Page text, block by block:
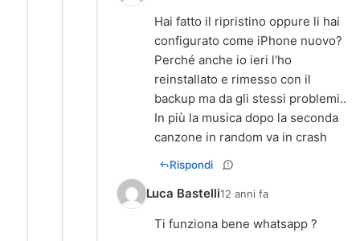
Hai fatto il ripristino oppure li hai
configurato come iPhone nuovo?
Perché anche io ieri l'ho
reinstallato e rimesso con il
backup ma da gli stessi problemi..
In più la musica dopo la seconda
canzone in random va in crash
Rispondi
Luca Bastelli12 anni fa
Ti funziona bene whatsapp ?